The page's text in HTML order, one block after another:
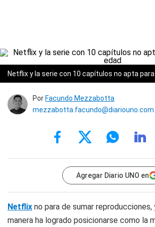
Netflix y la serie con 10 capítulos no apta
Por Facundo Mezzabotta
Agregar Diario UNO en
Netflix no para de sumar
manera ha logrado posicionarse como la